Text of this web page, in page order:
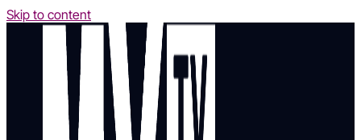
Skip to content